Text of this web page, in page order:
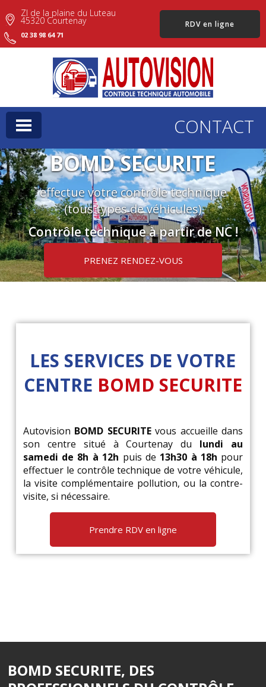
ZI de la plaine du Luteau
45320 Courtenay
02 38 98 64 71
RDV en ligne
CONTACT
BOMD SECURITE
effectue votre contrôle technique
(tous types de véhicules)
Contrôle technique à partir deNC!
PRENEZ RENDEZ-VOUS
LES SERVICES DE VOTRE
CENTRE BOMD SECURITE
Autovision BOMD SECURITEvous accueille dans
son centre situé à Courtenay du lundi au
samedi de 8h à 12h puis de 13h30 à 18h pour
effectuer le contrôle technique de votre véhicule,
la visite complémentaire pollution, ou la contre-
visite, si nécessaire.
Prendre RDV en ligne
BOMD SECURITE, DES